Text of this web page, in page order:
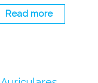
t
e
d
Read more